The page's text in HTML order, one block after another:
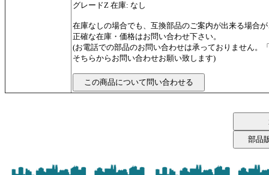
グレードZ 在庫: なし
在庫なしの場合でも、互換部品のご案内が出来る場合
正確な在庫・価格はお問い合わせ下さい。
(お電話での部品のお問い合わせは承っておりません。
そちらからお問い合わせお願い致します)